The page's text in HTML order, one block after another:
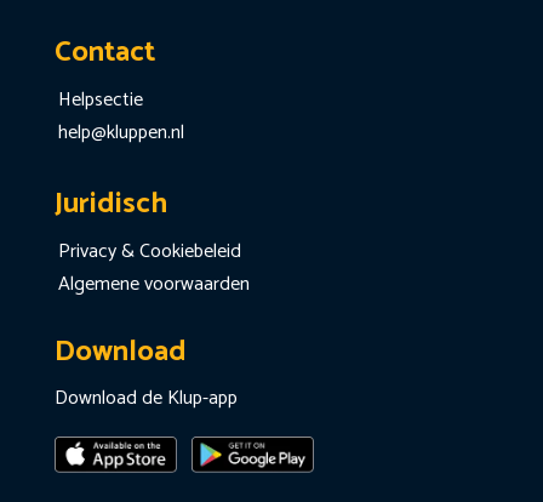
Contact
Helpsectie
help@kluppen.nl
Juridisch
Privacy & Cookiebeleid
Algemene voorwaarden
Download
Download de Klup-app